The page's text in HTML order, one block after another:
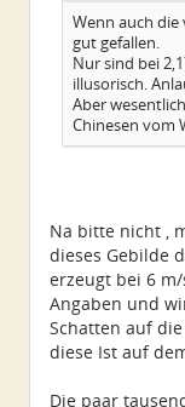
Wenn auch
gut gefallen.
Nur sind bei
illusorisch.
Aber
Chinesen vom
Na bitte nicht ,
dieses Gebilde
erzeugt bei 6
Angaben und
Schatten auf
diese Ist auf
Die paar